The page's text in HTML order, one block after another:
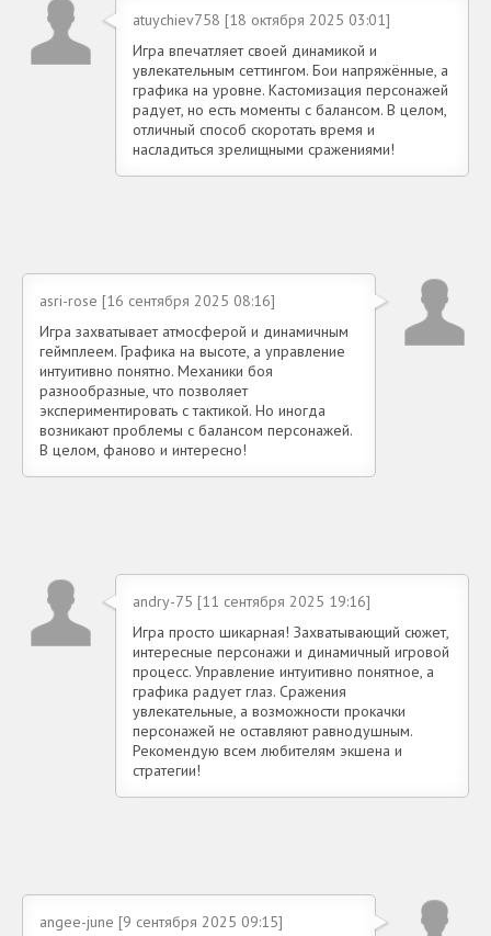
atuychiev758 [18 октября 2025 03:01]
Игра впечатляет своей динамикой и
увлекательным сеттингом. Бои напряжённые, а
графика на уровне. Кастомизация персонажей
радует, но есть моменты с балансом. В целом,
отличный способ скоротать время и
насладиться зрелищными сражениями!
asri-rose [16 сентября 2025 08:16]
Игра захватывает атмосферой и динамичным
геймплеем. Графика на высоте, а управление
интуитивно понятно. Механики боя
разнообразные, что позволяет
экспериментировать с тактикой. Но иногда
возникают проблемы с балансом персонажей.
В целом, фаново и интересно!
andry-75 [11 сентября 2025 19:16]
Игра просто шикарная! Захватывающий сюжет,
интересные персонажи и динамичный игровой
процесс. Управление интуитивно понятное, а
графика радует глаз. Сражения
увлекательные, а возможности прокачки
персонажей не оставляют равнодушным.
Рекомендую всем любителям экшена и
стратегии!
angee-june [9 сентября 2025 09:15]